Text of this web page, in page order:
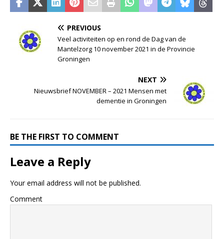
PREVIOUS
Veel activiteiten op en rond de Dag van de
Mantelzorg 10 november 2021 in de Provincie
Groningen
NEXT
Nieuwsbrief NOVEMBER – 2021 Mensen met
dementie in Groningen
BE THE FIRST TO COMMENT
Leave a Reply
Your email address will not be published.
Comment